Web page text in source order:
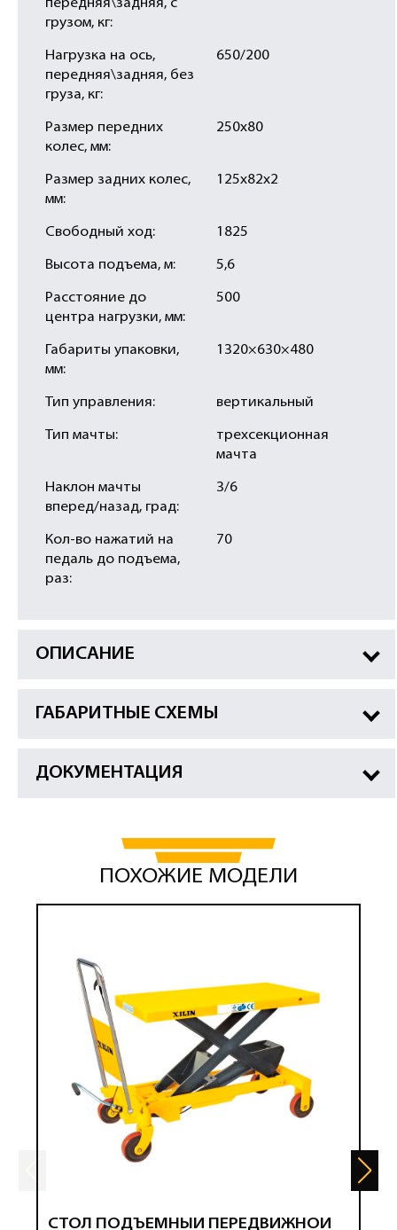
передняя\задняя, с
грузом, кг:
Нагрузка на ось,
передняя\задняя, без
груза, кг:
650/200
Размер передних
колес, мм:
250х80
Размер задних колес,
мм:
125х82х2
Свободный ход: 1825
Высота подъема, м: 5,6
Расстояние до
центра нагрузки, мм:
500
Габариты упаковки,
мм:
1320×630×480
Тип управления: вертикальный
Тип мачты:
трехсекционная
мачта
Наклон мачты
вперед/назад, град:
3/6
Кол-во нажатий на
педаль до подъема,
раз:
70
ОПИСАНИЕ
ГАБАРИТНЫЕ СХЕМЫ
ДОКУМЕНТАЦИЯ
ПОХОЖИЕ МОДЕЛИ
СТОЛ ПОДЪЕМНЫЙ ПЕРЕДВИЖНОЙ